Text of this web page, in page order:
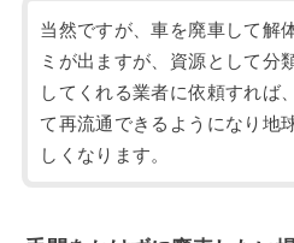
当然ですが、車を廃車して解
ミが出ますが、資源として分
してくれる業者に依頼すれば
て再流通できるようになり地
しくなります。